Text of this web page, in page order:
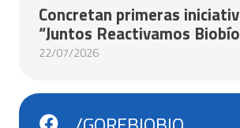
Concretan primeras
“Juntos Reactivamos
22/07/2026